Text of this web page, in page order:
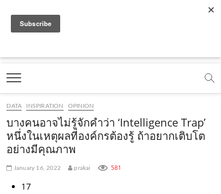
a
e
b
o
o
k
.
c
o
o
t
b
e
.
c
o
.
o
e
m
e
t
g
r
a
.
t
k
.
c
m
Marketing Oops!
DIGITAL | CREATIVE | ADVERTISING | CAMPAIGN |
DATA INSPIRATION OPINION
บางคนอาจไม่รู้จักคำว่า ‘Intelligence Trap’
หนึ่งในเหตุผลที่องค์กรต้องรู้ ถ้าอยากเติบโต
อย่างมีคุณภาพ
January 16, 2022 prakai 581
17